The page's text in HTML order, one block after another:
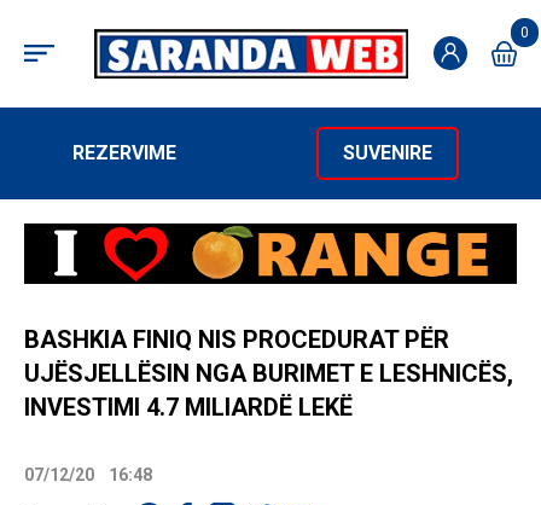
0
REZERVIME SUVENIRE
BASHKIA FINIQ NIS PROCEDURAT PËR
UJËSJELLËSIN NGA BURIMET E LESHNICËS,
INVESTIMI 4.7 MILIARDË LEKË
07/12/20 16:48